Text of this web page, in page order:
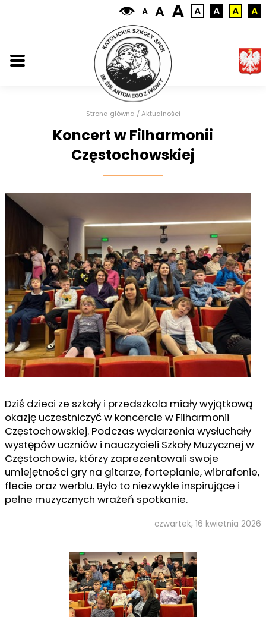
A A A A A A A
Strona główna /Aktualności
Koncert w Filharmonii
Częstochowskiej
Dziś dzieci ze szkoły i przedszkola miały wyjątkową
okazję uczestniczyć w koncercie w Filharmonii
Częstochowskiej. Podczas wydarzenia wysłuchały
występów uczniów i nauczycieli Szkoły Muzycznej w
Częstochowie, którzy zaprezentowali swoje
umiejętności gry na gitarze, fortepianie, wibrafonie,
flecie oraz werblu. Było to niezwykle inspirujące i
pełne muzycznych wrażeń spotkanie.
czwartek, 16 kwietnia 2026